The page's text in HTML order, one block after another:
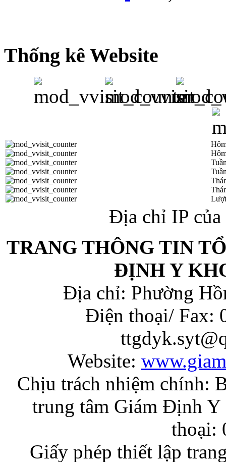
Thống kê Website
Địa chỉ IP của
TRANG THÔNG TIN
ĐỊNH Y
Địa chỉ: Phường
Điện thoại/ Fax:
Website:
Chịu trách nhiệm chính:
trung tâm Giám Định
thoại:
Giấy phép thiết lập